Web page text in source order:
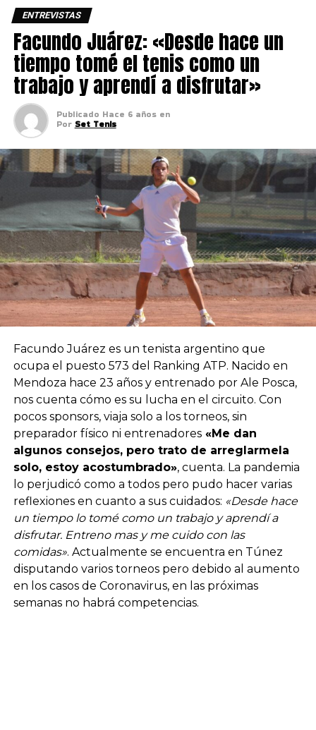
ENTREVISTAS
Facundo Juárez: «Desde hace un
tiempo tomé el tenis como un
trabajo y aprendí a disfrutar»
Publicado Hace 6 años en
Por Set Tenis
Facundo Juárez es un tenista argentino que
ocupa el puesto 573 del Ranking ATP. Nacido en
Mendoza hace 23 años y entrenado por Ale Posca,
nos cuenta cómo es su lucha en el circuito. Con
pocos sponsors, viaja solo a los torneos, sin
preparador físico ni entrenadores«Me dan
algunos consejos, pero trato de arreglarmela
solo, estoy acostumbrado», cuenta. La pandemia
lo perjudicó como a todos pero pudo hacer varias
reflexiones en cuanto a sus cuidados: «Desde hace
un tiempo lo tomé como un trabajo y aprendí a
disfrutar. Entreno mas y me cuido con las
comidas». Actualmente se encuentra en Túnez
disputando varios torneos pero debido al aumento
en los casos de Coronavirus, en las próximas
semanas no habrá competencias.